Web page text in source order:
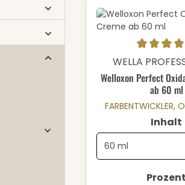
Details
Durchschnittliche
WELLA
Welloxon Perfect
ab 60 ml
FARBENTWICKLER,
Inhalt
Prozent